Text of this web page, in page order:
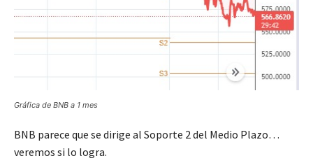
Gráfica de BNB a 1 mes
BNB parece que se dirige al Soporte 2 del Medio Plazo…
veremos si lo logra.